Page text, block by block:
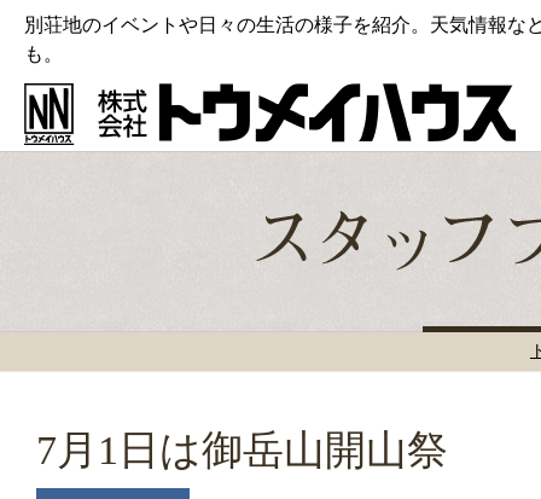
別荘地のイベントや日々の生活の様子を紹介。天気情報な
も。
7月1日は御岳山開山祭